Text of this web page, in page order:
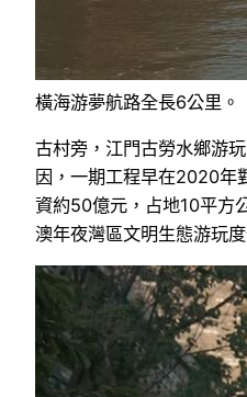
橫海游夢航路全長6公里。
古村旁，江門古勞水鄉游
因，一期工程早在2020年
資約50億元，占地10平方
澳年夜灣區文明生態游玩